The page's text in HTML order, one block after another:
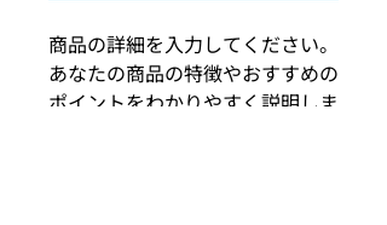
商品の詳細を入力してください。
あなたの商品の特徴やおすすめの
ポイントをわかりやすく説明しま